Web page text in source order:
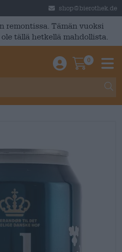
shop@bierothek.de
remontissa. Tämän vuoksi
tällä hetkellä mahdollista.
Einloggen /
0